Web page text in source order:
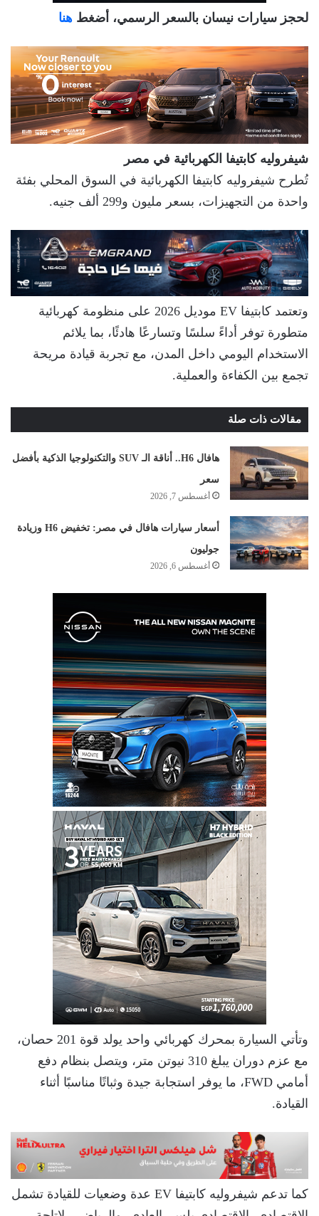
لحجز سيارات نيسان بالسعر الرسمي، أضغط هنا
شيفروليه كابتيفا الكهربائية في مصر
تُطرح شيفروليه كابتيفا الكهربائية في السوق المحلي بفئة
واحدة من التجهيزات، بسعر مليون و299 ألف جنيه.
وتعتمد كابتيفا EV موديل 2026 على منظومة كهربائية
متطورة توفر أداءً سلسًا وتسارعًا هادئًا، بما يلائم
الاستخدام اليومي داخل المدن، مع تجربة قيادة مريحة
تجمع بين الكفاءة والعملية.
مقالات ذات صلة
هافال H6.. أناقة الـ SUV والتكنولوجيا الذكية بأفضل
سعر
أغسطس 7, 2026
أسعار سيارات هافال في مصر: تخفيض H6 وزيادة
جوليون
أغسطس 6, 2026
وتأتي السيارة بمحرك كهربائي واحد يولد قوة 201 حصان،
مع عزم دوران يبلغ 310 نيوتن متر، ويتصل بنظام دفع
أمامي FWD، ما يوفر استجابة جيدة وثباتًا مناسبًا أثناء
القيادة.
كما تدعم شيفروليه كابتيفا EV عدة وضعيات للقيادة تشمل